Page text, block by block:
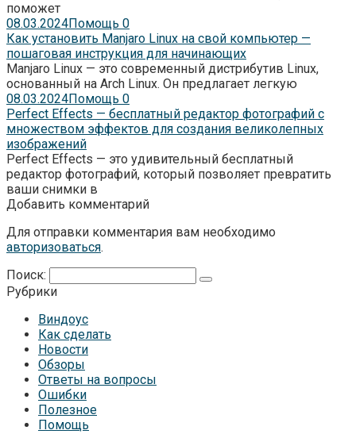
поможет
08.03.2024Помощь 0
Как установить Manjaro Linux на свой компьютер —
пошаговая инструкция для начинающих
Manjaro Linux — это современный дистрибутив Linux,
основанный на Arch Linux. Он предлагает легкую
08.03.2024Помощь 0
Perfect Effects — бесплатный редактор фотографий с
множеством эффектов для создания великолепных
изображений
Perfect Effects — это удивительный бесплатный
редактор фотографий, который позволяет превратить
ваши снимки в
Добавить комментарий
Для отправки комментария вам необходимо
авторизоваться.
Поиск:
Рубрики
Виндоус
Как сделать
Новости
Обзоры
Ответы на вопросы
Ошибки
Полезное
Помощь